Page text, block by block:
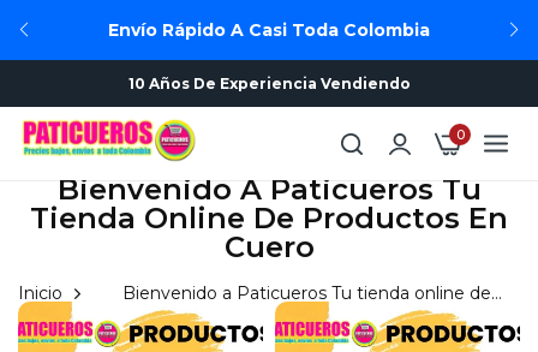
Envío Rápido A Casi Toda Colombia
10 Años De Experiencia Vendiendo
0
Bienvenido A Paticueros Tu
Tienda Online De Productos En
Cuero
Inicio
Bienvenido a Paticueros Tu tienda online de
productos en cuero